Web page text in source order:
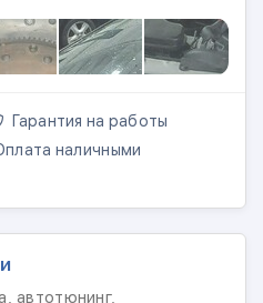
Гарантия на работы
наличными
автотюнинг,